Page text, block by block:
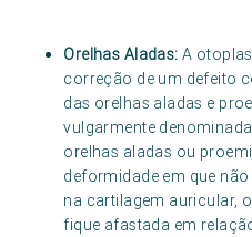
Orelhas Aladas: A
correção de um defeito
das orelhas aladas e
vulgarmente
orelhas aladas ou
deformidade em que
na cartilagem auricular,
fique afastada em